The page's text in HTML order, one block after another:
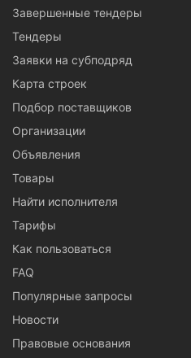
Завершенные тендеры
Тендеры
Заявки на субподряд
Карта строек
Подбор поставщиков
Организации
Объявления
Товары
Найти исполнителя
Тарифы
Как пользоваться
FAQ
Популярные запросы
Новости
Правовые основания